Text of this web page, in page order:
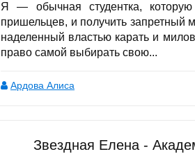
Я — обычная студентка,
пришельцев, и получить запретный
наделенный властью карать и
право самой выбирать свою...
Ардова Алиса
Звездная Елена -